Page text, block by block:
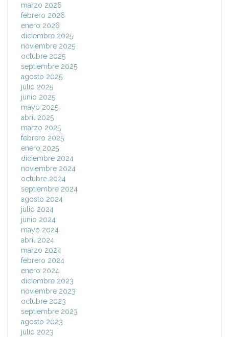
marzo 2026
febrero 2026
enero 2026
diciembre 2025
noviembre 2025
octubre 2025
septiembre 2025
agosto 2025
julio 2025
junio 2025
mayo 2025
abril 2025
marzo 2025
febrero 2025
enero 2025
diciembre 2024
noviembre 2024
octubre 2024
septiembre 2024
agosto 2024
julio 2024
junio 2024
mayo 2024
abril 2024
marzo 2024
febrero 2024
enero 2024
diciembre 2023
noviembre 2023
octubre 2023
septiembre 2023
agosto 2023
julio 2023